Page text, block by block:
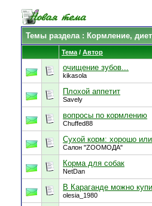
Темы раздела: Кормление,
Тема / Автор
очищение зубов...
kikasola
Плохой аппетит
Savely
вопросы по кормлению
Chuffed88
Сухой корм: хорошо
Салон "ZOOMOДА"
Корма для собак
NetDan
В Караганде можно
olesia_1980